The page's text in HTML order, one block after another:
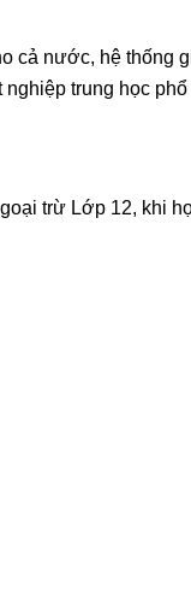
cả nước, hệ thống
trung học
trừ Lớp 12, khi